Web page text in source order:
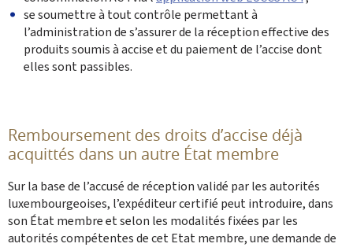
se soumettre à tout contrôle permettant à
l’administration de s’assurer de la réception effective des
produits soumis à accise et du paiement de l’accise dont
elles sont passibles.
Remboursement des droits d’accise déjà
acquittés dans un autre État membre
Sur la base de l’accusé de réception validé par les autorités
luxembourgeoises, l’expéditeur certifié peut introduire, dans
son État membre et selon les modalités fixées par les
autorités compétentes de cet Etat membre, une demande de